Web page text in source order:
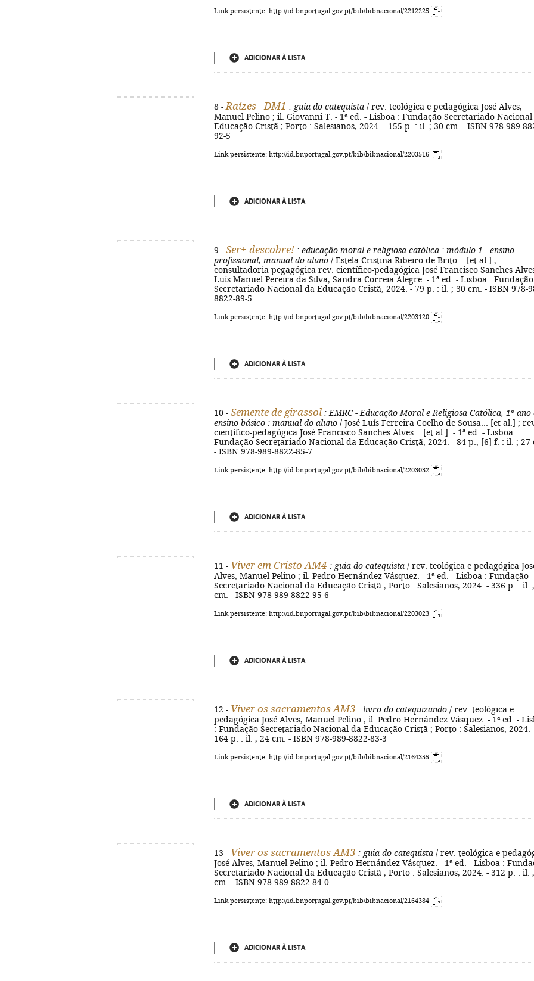
Link persistente: http://id.bnportugal.gov.pt/bib/bibnacional/2212225
ADICIONAR À LISTA
8 - Raízes - DM1 : guia do catequista / rev. teológica e pedagógica José Alves,
Manuel Pelino ; il. Giovanni T. - 1ª ed. - Lisboa : Fundação Secretariado Nacional
Educação Cristã ; Porto : Salesianos, 2024. - 155 p. : il. ; 30 cm. - ISBN 978-989-
92-5
Link persistente: http://id.bnportugal.gov.pt/bib/bibnacional/2203516
ADICIONAR À LISTA
9 - Ser+ descobre! : educação moral e religiosa católica : módulo 1 - ensino
profissional, manual do aluno / Estela Cristina Ribeiro de Brito... [et al.] ;
consultadoria pegagógica rev. científico-pedagógica José Francisco Sanches
Luís Manuel Pereira da Silva, Sandra Correia Alegre. - 1ª ed. - Lisboa : Fundação
Secretariado Nacional da Educação Cristã, 2024. - 79 p. : il. ; 30 cm. - ISBN 978-
8822-89-5
Link persistente: http://id.bnportugal.gov.pt/bib/bibnacional/2203120
ADICIONAR À LISTA
10 - Semente de girassol : EMRC - Educação Moral e Religiosa Católica, 1º ano
ensino básico : manual do aluno / José Luís Ferreira Coelho de Sousa... [et al.] ;
científico-pedagógica José Francisco Sanches Alves... [et al.]. - 1ª ed. - Lisboa :
Fundação Secretariado Nacional da Educação Cristã, 2024. - 84 p., [6] f. : il. ; 27
- ISBN 978-989-8822-85-7
Link persistente: http://id.bnportugal.gov.pt/bib/bibnacional/2203032
ADICIONAR À LISTA
11 - Viver em Cristo AM4 : guia do catequista / rev. teológica e pedagógica
Alves, Manuel Pelino ; il. Pedro Hernández Vásquez. - 1ª ed. - Lisboa : Fundação
Secretariado Nacional da Educação Cristã ; Porto : Salesianos, 2024. - 336 p. : il.
cm. - ISBN 978-989-8822-95-6
Link persistente: http://id.bnportugal.gov.pt/bib/bibnacional/2203023
ADICIONAR À LISTA
12 - Viver os sacramentos AM3 : livro do catequizando / rev. teológica e
pedagógica José Alves, Manuel Pelino ; il. Pedro Hernández Vásquez. - 1ª ed. -
: Fundação Secretariado Nacional da Educação Cristã ; Porto : Salesianos, 2024.
164 p. : il. ; 24 cm. - ISBN 978-989-8822-83-3
Link persistente: http://id.bnportugal.gov.pt/bib/bibnacional/2164355
ADICIONAR À LISTA
13 - Viver os sacramentos AM3 : guia do catequista / rev. teológica e
José Alves, Manuel Pelino ; il. Pedro Hernández Vásquez. - 1ª ed. - Lisboa :
Secretariado Nacional da Educação Cristã ; Porto : Salesianos, 2024. - 312 p. : il.
cm. - ISBN 978-989-8822-84-0
Link persistente: http://id.bnportugal.gov.pt/bib/bibnacional/2164384
ADICIONAR À LISTA